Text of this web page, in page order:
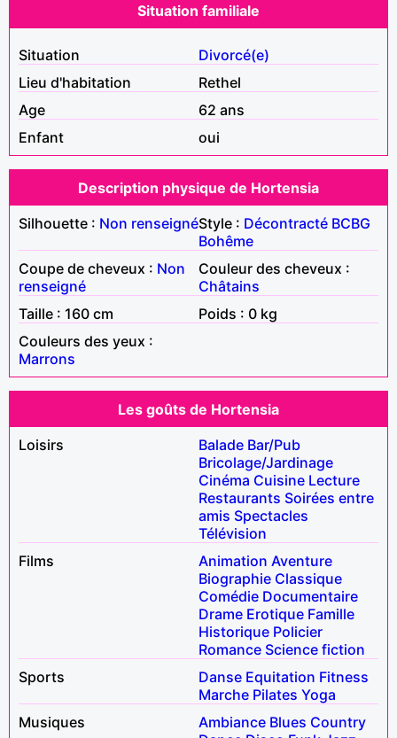
Situation familiale
Situation
Divorcé(e)
Lieu d'habitation
Rethel
Age
62 ans
Enfant
oui
Description physique de Hortensia
Silhouette : Non renseignéStyle : Décontracté BCBG
Bohême
Coupe de cheveux : Non
renseigné
Couleur des cheveux :
Châtains
Taille : 160 cm
Poids : 0 kg
Couleurs des yeux :
Marrons
Les goûts de Hortensia
Loisirs
Balade Bar/Pub
Bricolage/Jardinage
Cinéma Cuisine Lecture
Restaurants Soirées entre
amis Spectacles
Télévision
Films
Animation Aventure
Biographie Classique
Comédie Documentaire
Drame Erotique Famille
Historique Policier
Romance Science fiction
Sports
Danse Equitation Fitness
Marche Pilates Yoga
Musiques
Ambiance Blues Country